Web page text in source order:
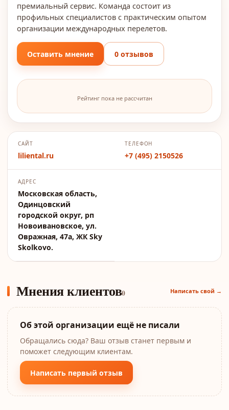
премиальный сервис. Команда состоит из
профильных специалистов с практическим опытом
организации международных перелетов.
Оставить мнение 0 отзывов
Рейтинг пока не рассчитан
САЙТ
liliental.ru
ТЕЛЕФОН
+7 (495) 2150526
АДРЕС
Московская область,
Одинцовский
городской округ, рп
Новоивановское, ул.
Овражная, 47а, ЖК Sky
Skolkovo.
Мнения клиентов0 Написать свой →
Об этой организации ещё не писали
Обращались сюда? Ваш отзыв станет первым и
поможет следующим клиентам.
Написать первый отзыв